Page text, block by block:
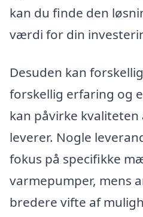
kan du finde den
værdi for din
Desuden kan
forskellig erfaring og
kan påvirke
leverer. Nogle
fokus på specifikke
varmepumper, mens
bredere vifte af